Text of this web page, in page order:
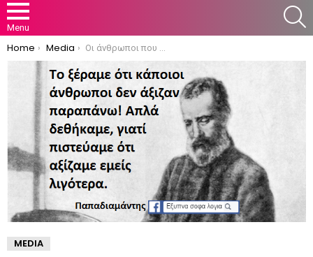
Menu
You are here:
Home Media Οι άνθρωποι που σε πληγώνουν, δεν σου αξίζουν
MEDIA